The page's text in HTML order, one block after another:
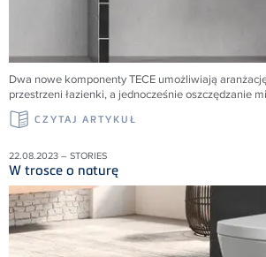
Dwa nowe komponenty TECE umożliwiają
przestrzeni łazienki, a jednocześnie oszczędzanie
CZYTAJ ARTYKUŁ
22.08.2023 – STORIES
W trosce o naturę